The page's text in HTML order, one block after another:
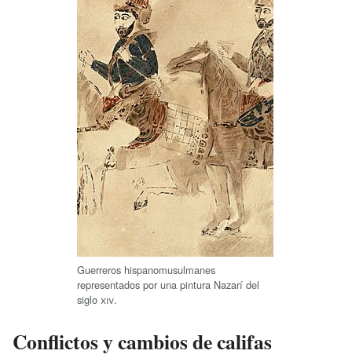
Guerreros hispanomusulmanes
representados por una pintura Nazarí del
siglo xiv.
Conflictos y cambios de califas